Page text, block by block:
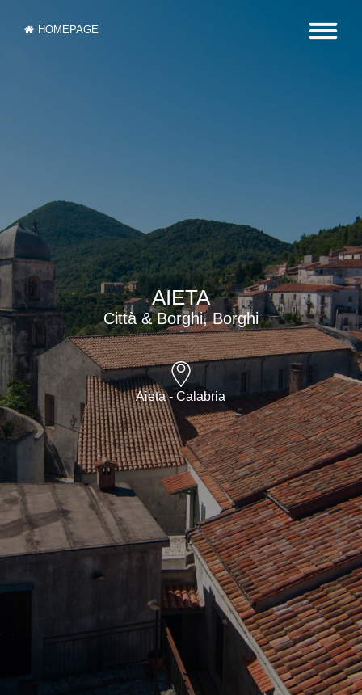
HOMEPAGE
AIETA
Città & Borghi, Borghi
Aieta - Calabria